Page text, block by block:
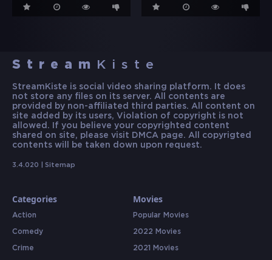
Stream Kiste
StreamKiste is social video sharing platform. It does
not store any files on its server. All contents are
provided by non-affiliated third parties. All content on
site added by its users, Violation of copyright is not
allowed. If you believe your copyrighted content
shared on site, please visit DMCA page. All copyrigted
contents will be taken down upon request.
3.4.020 | Sitemap
Categories
Action
Comedy
Crime
Movies
Popular Movies
2022 Movies
2021 Movies